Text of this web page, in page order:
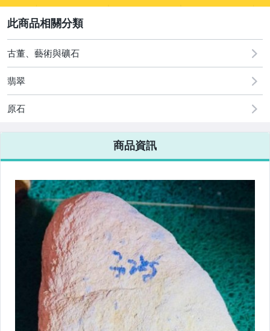
其它
[全店] 周年慶
[全店] 粉絲專享
古董、藝術與礦石
翡翠
原石
商品資訊